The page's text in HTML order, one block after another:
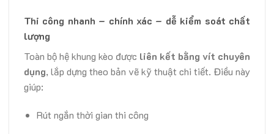
Thi công nhanh – chính xác – dễ kiểm soát chất
lượng
Toàn bộ hệ khung kèo được liên kết bằng vít chuyên
dụng, lắp dựng theo bản vẽ kỹ thuật chi tiết. Điều này
giúp:
Rút ngắn thời gian thi công